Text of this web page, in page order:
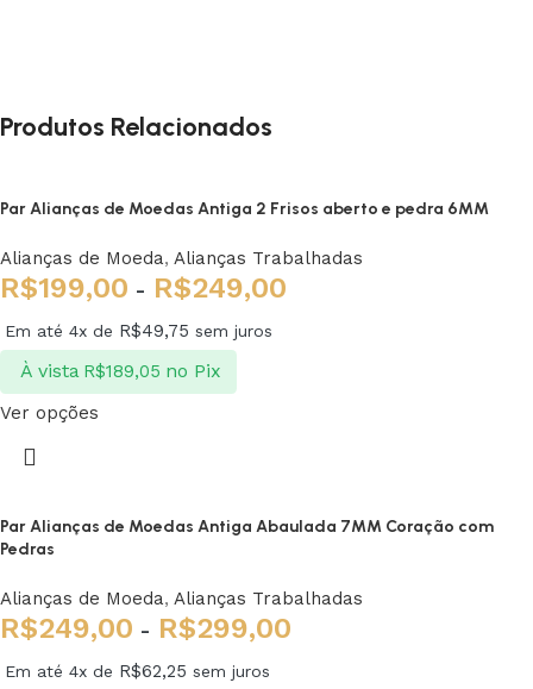
Produtos Relacionados
Par Alianças de Moedas Antiga 2 Frisos aberto e pedra 6MM
Alianças de Moeda, Alianças Trabalhadas
R$199,00 - R$249,00
Em até 4x de R$49,75 sem juros
À vista R$189,05 no Pix
Ver opções
Par Alianças de Moedas Antiga Abaulada 7MM Coração com
Pedras
Alianças de Moeda, Alianças Trabalhadas
R$249,00 - R$299,00
Em até 4x de R$62,25 sem juros